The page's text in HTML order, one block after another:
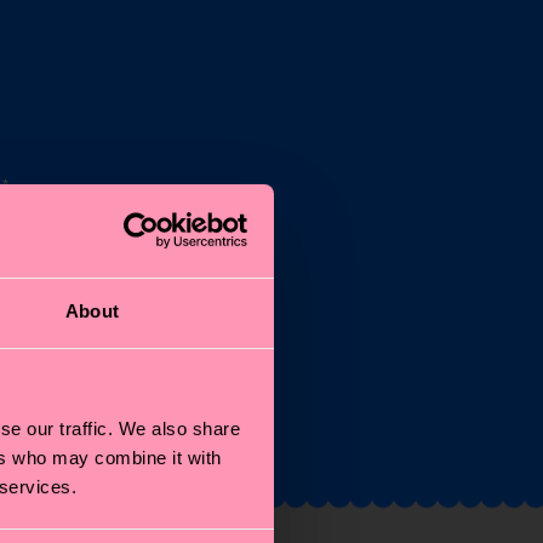
About
our traffic. We also share
who may combine it with